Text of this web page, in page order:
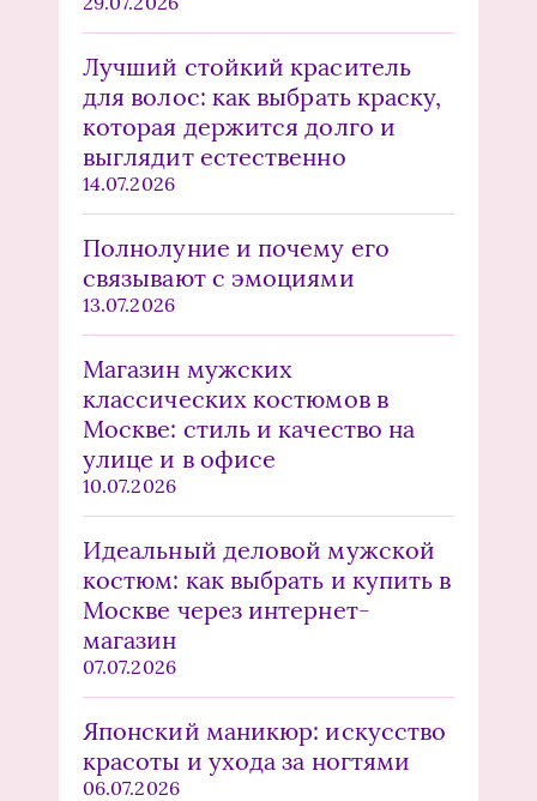
Лучший стойкий краситель
для волос: как выбрать краску,
которая держится долго и
выглядит естественно
14.07.2026
Полнолуние и почему его
связывают с эмоциями
13.07.2026
Магазин мужских
классических костюмов в
Москве: стиль и качество на
улице и в офисе
10.07.2026
Идеальный деловой мужской
костюм: как выбрать и купить в
Москве через интернет-
магазин
07.07.2026
Японский маникюр: искусство
красоты и ухода за ногтями
06.07.2026